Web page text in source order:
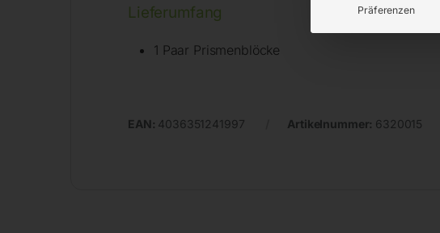
Lieferumfang
1 Paar Prismenblöcke
EAN: 4036351241997 Artikelnummer: 6320015
Präferenzen